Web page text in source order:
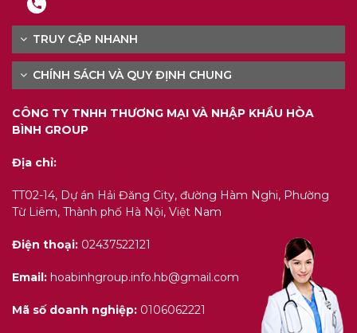
TRUY CẬP NHANH
CHÍNH SÁCH VÀ QUY ĐỊNH CHUNG
CÔNG TY TNHH THƯƠNG MẠI VÀ NHẬP KHẨU HÒA
BÌNH GROUP
Địa chỉ:
TT02-14, Dự án Hải Đăng City, đường Hàm Nghi, Phường
Từ Liêm, Thành phố Hà Nội, Việt Nam
Điện thoại: 02437522121
Email: hoabinhgroup.info.hb@gmail.com
Mã số doanh nghiệp: 0106062221